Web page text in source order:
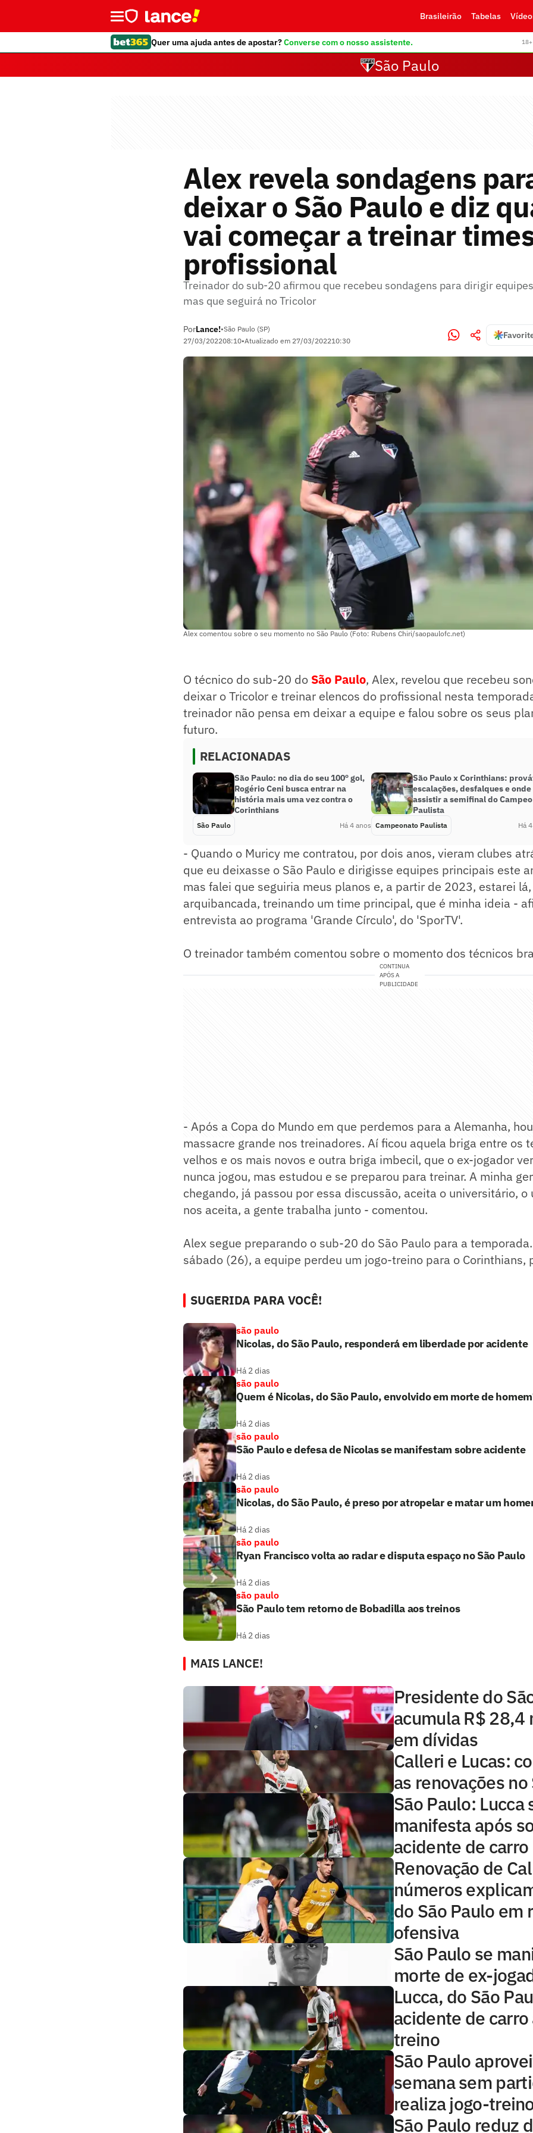
Brasileirão Tabelas
Quer uma ajuda antes de apostar?Converse com o nosso assistente.
São Paulo
Alex revela sondagens
deixar o São Paulo e diz
vai começar a treinar
profissional
Treinador do sub-20 afirmou que recebeu sondagens para dirigir
mas que seguirá no Tricolor
PorLance!•São Paulo (SP)
27/03/202208:10•Atualizado em 27/03/202210:30
Alex comentou sobre o seu momento no São Paulo (Foto: Rubens Chiri/saopaulofc.net)
O técnico do sub-20 do São Paulo, Alex, revelou que recebeu
deixar o Tricolor e treinar elencos do profissional nesta
treinador não pensa em deixar a equipe e falou sobre os seus
futuro.
RELACIONADAS
São Paulo: no dia do seu 100º gol,
Rogério Ceni busca entrar na
história mais uma vez contra o
Corinthians
São Paulo Há 4 anos
São Paulo x Corinthians:
escalações, desfalques e onde
assistir a semifinal do
Paulista
Campeonato Paulista Há
- Quando o Muricy me contratou, por dois anos, vieram clubes
que eu deixasse o São Paulo e dirigisse equipes principais este
mas falei que seguiria meus planos e, a partir de 2023, estarei
arquibancada, treinando um time principal, que é minha ideia -
entrevista ao programa 'Grande Círculo', do 'SporTV'.
O treinador também comentou sobre o momento dos técnicos
CONTINUA
APÓS A
PUBLICIDADE
- Após a Copa do Mundo em que perdemos para a Alemanha,
massacre grande nos treinadores. Aí ficou aquela briga entre os
velhos e os mais novos e outra briga imbecil, que o ex-jogador
nunca jogou, mas estudou e se preparou para treinar. A minha
chegando, já passou por essa discussão, aceita o universitário,
nos aceita, a gente trabalha junto - comentou.
Alex segue preparando o sub-20 do São Paulo para a
sábado (26), a equipe perdeu um jogo-treino para o Corinthians,
SUGERIDA PARA VOCÊ!
são paulo
Nicolas, do São Paulo, responderá em liberdade por acidente
Há 2 dias
são paulo
Quem é Nicolas, do São Paulo, envolvido em morte de
Há 2 dias
são paulo
São Paulo e defesa de Nicolas se manifestam sobre acidente
Há 2 dias
são paulo
Nicolas, do São Paulo, é preso por atropelar e matar um
Há 2 dias
são paulo
Ryan Francisco volta ao radar e disputa espaço no São Paulo
Há 2 dias
são paulo
São Paulo tem retorno de Bobadilla aos treinos
Há 2 dias
MAIS LANCE!
Presidente do
acumula R$ 28,4
em dívidas
Calleri e Lucas:
as renovações no
São Paulo: Lucca
manifesta após
acidente de carro
Renovação de
números
do São Paulo em
ofensiva
São Paulo se
morte de ex-
Lucca, do São
acidente de
treino
São Paulo
semana sem
realiza jogo-
São Paulo reduz